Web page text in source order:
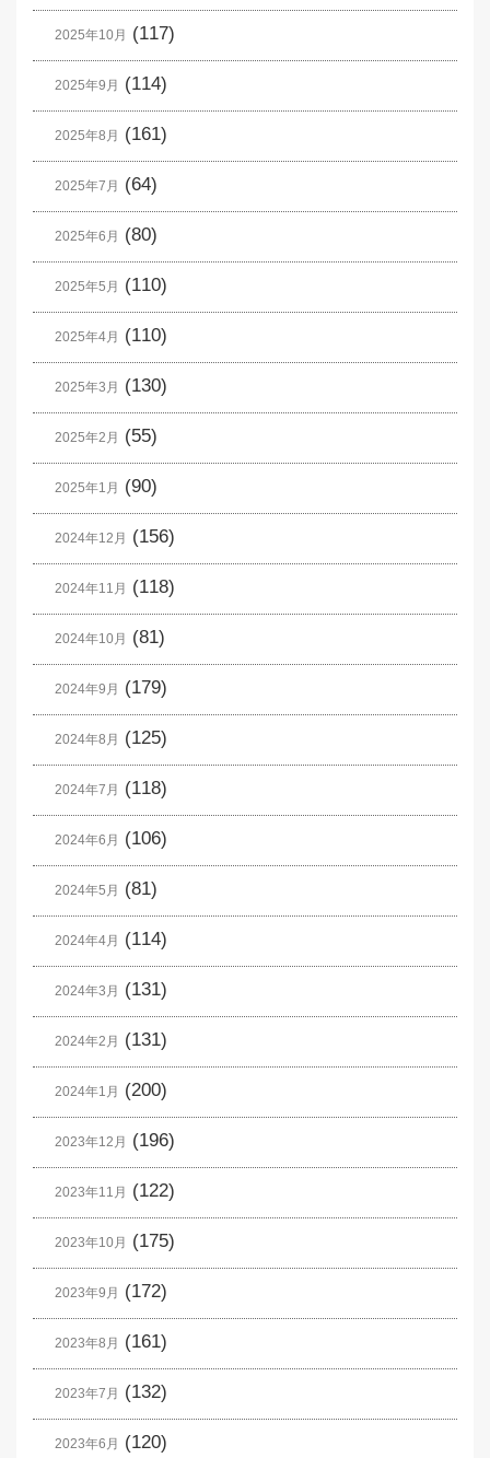
2025年10月 (117)
2025年9月 (114)
2025年8月 (161)
2025年7月 (64)
2025年6月 (80)
2025年5月 (110)
2025年4月 (110)
2025年3月 (130)
2025年2月 (55)
2025年1月 (90)
2024年12月 (156)
2024年11月 (118)
2024年10月 (81)
2024年9月 (179)
2024年8月 (125)
2024年7月 (118)
2024年6月 (106)
2024年5月 (81)
2024年4月 (114)
2024年3月 (131)
2024年2月 (131)
2024年1月 (200)
2023年12月 (196)
2023年11月 (122)
2023年10月 (175)
2023年9月 (172)
2023年8月 (161)
2023年7月 (132)
2023年6月 (120)